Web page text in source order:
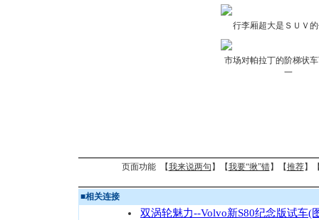
行李厢超大是ＳＵＶ
市场对帕拉丁的阶梯状
一
页面功能 【我来说两句 】【我要“揪”错】【推荐】
■相关连接
双涡轮魅力--Volvo新S80纪念版试车(